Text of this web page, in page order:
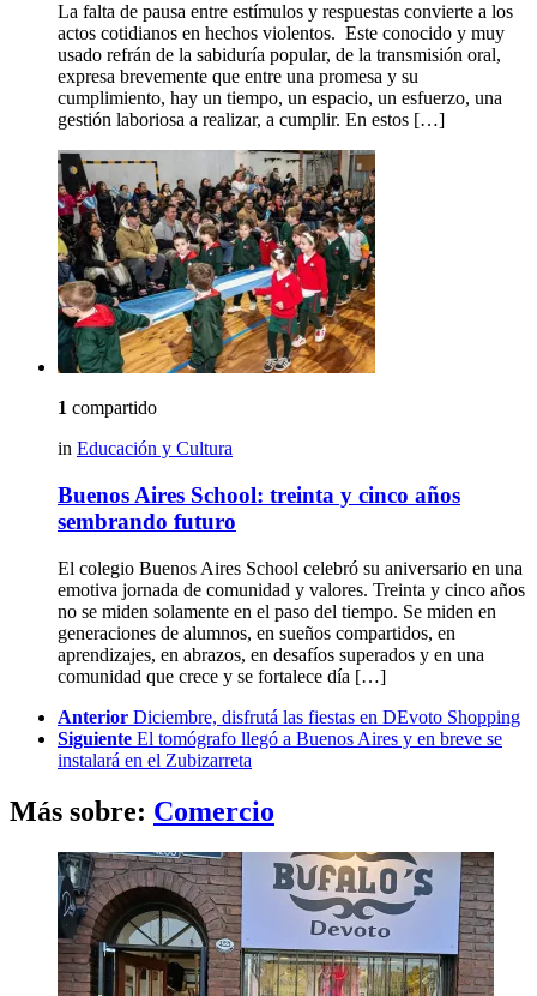
La falta de pausa entre estímulos y respuestas convierte a los
actos cotidianos en hechos violentos. Este conocido y muy
usado refrán de la sabiduría popular, de la transmisión oral,
expresa brevemente que entre una promesa y su
cumplimiento, hay un tiempo, un espacio, un esfuerzo, una
gestión laboriosa a realizar, a cumplir. En estos […]
1 compartido
in Educación y Cultura
Buenos Aires School: treinta y cinco años
sembrando futuro
El colegio Buenos Aires School celebró su aniversario en una
emotiva jornada de comunidad y valores. Treinta y cinco años
no se miden solamente en el paso del tiempo. Se miden en
generaciones de alumnos, en sueños compartidos, en
aprendizajes, en abrazos, en desafíos superados y en una
comunidad que crece y se fortalece día […]
more
Anterior Diciembre, disfrutá las fiestas en DEvoto Shopping
Siguiente El tomógrafo llegó a Buenos Aires y en breve se
instalará en el Zubizarreta
Más sobre: Comercio